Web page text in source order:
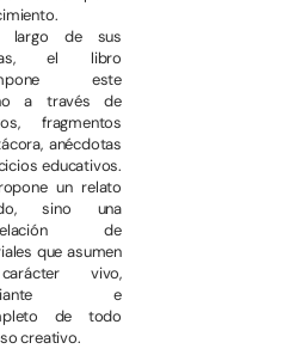
de sus
el libro
este
a través de
fragmentos
anécdotas
educativos.
un relato
sino una
de
que asumen
vivo,
e
de todo
creativo.